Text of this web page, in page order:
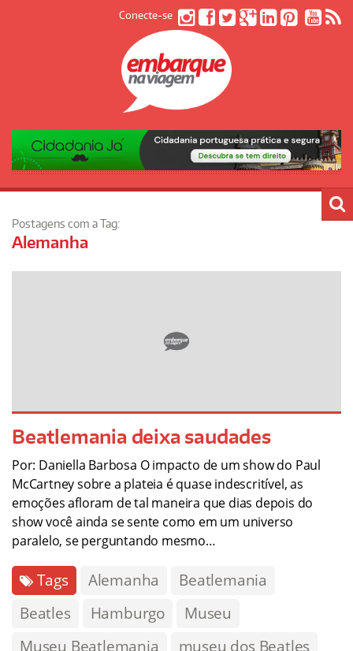
Conecte-se
Postagens com a Tag:
Alemanha
Beatlemania deixa saudades
Por: Daniella Barbosa O impacto de um show do Paul
McCartney sobre a plateia é quase indescritível, as
emoções afloram de tal maneira que dias depois do
show você ainda se sente como em um universo
paralelo, se perguntando mesmo…
Tags Alemanha
Beatlemania
Beatles
Hamburgo
Museu
Museu Beatlemania
museu dos Beatles